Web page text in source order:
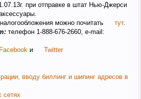
при отправке в штат Нью-Джерси
можно почитать
тут.
телефон 1-888-676-2660, e-mail:
Facebook и Twitter
вводу биллинг и шипинг адресов в
сетях